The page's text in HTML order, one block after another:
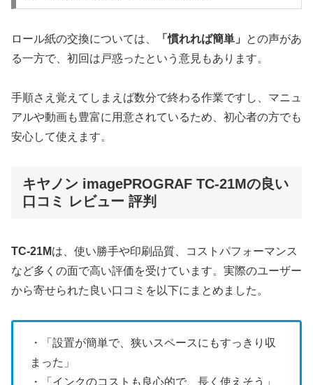
ロール紙の交換については、 「慣れれば簡単」
との声があ
る一方で、初回は戸惑ったという意見もあります。
手順さえ覚えてしまえば数分で終わる作業ですし、マニュ
アルや動画も豊富に用意されているため、初心者の方でも
安心して使えます。
キヤノン imagePROGRAF TC-21Mの良い
口コミ レビュー 評判
TC-21Mは、使い勝手や印刷品質、コストパフォーマンス
など多くの面で高い評価を受けています。実際のユーザー
から寄せられた良い口コミを以下にまとめました。
・「設置が簡単で、狭いスペースにもすっきり収
まった」
・「インクのコストも良心的で、長く使えそう」